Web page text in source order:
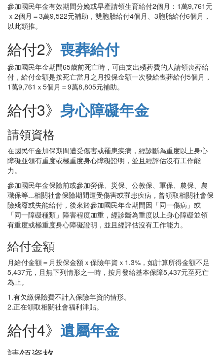
參加國民年金有效期間分娩或早產請領生育給付2個月：1萬9,761元
ｘ2個月＝3萬9,522元補助，雙胞胎給付4個月、3胞胎給付6個月，
以此類推。
給付2》 喪葬給付
參加國民年金期間65歲前死亡時，可由支出殯葬費的人請領喪葬給
付，給付金額是按死亡當月之月投保金額一次發給喪葬給付5個月，
1萬9,761ｘ5個月＝9萬8,805元補助。
給付3》 身心障礙年金
請領資格
在國民年金加保期間遭受傷害或罹患疾病，經診斷為重度以上身心
障礙並領有重度或極重度身心障礙證明，並且經評估沒有工作能
力。
參加國民年金保險前或參加勞保、災保、公教保、軍保、農保、農
職保等...相關社會保險期間遭受傷害或罹患疾病，曾領取相關社會保
險殘廢或失能給付，後來於參加國民年金期間因「同一傷病」或
「同一障礙種類」障害程度加重，經診斷為重度以上身心障礙並領
有重度或極重度身心障礙證明，並且經評估沒有工作能力。
給付金額
月給付金額＝月投保金額ｘ保險年資ｘ1.3%，如計算所得金額不足
5,437元，且無下列情形之一時，按月發給基本保障5,437元至死亡
為止。
1.有欠繳保險費不計入保險年資的情形。
2.正在領取相關社會福利津貼。
給付4》 遺屬年金